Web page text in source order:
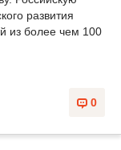
развития
из более чем 100
0